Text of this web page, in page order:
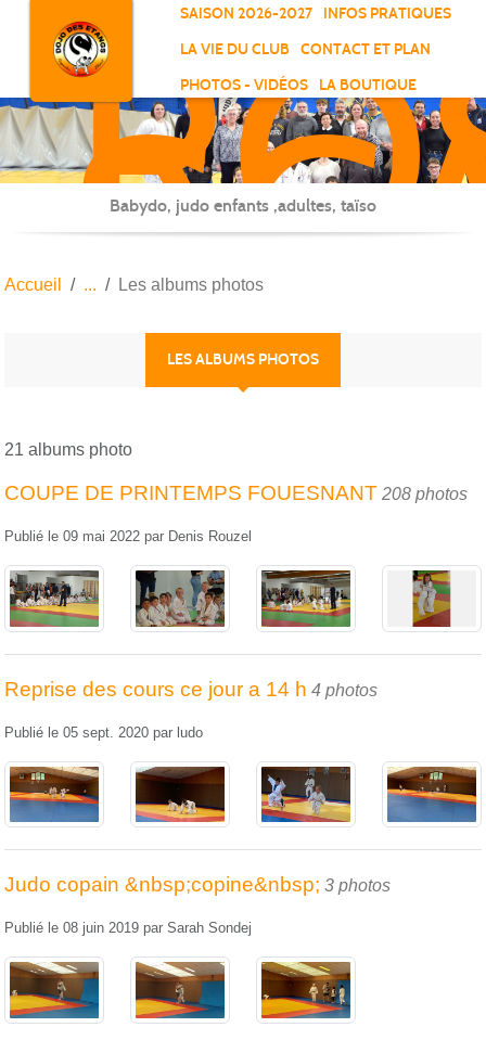
SAISON 2026-2027
INFOS PRATIQUES
LA VIE DU CLUB
CONTACT ET PLAN
PHOTOS - VIDÉOS
LA BOUTIQUE
-
-
Babydo, judo enfants ,adultes, taïso
Accueil Les albums photos
LES ALBUMS PHOTOS
21 albums photo
COUPE DE PRINTEMPS FOUESNANT 208 photos
Publié le 09 mai 2022 par Denis Rouzel
Reprise des cours ce jour a 14 h 4 photos
Publié le 05 sept. 2020 par ludo
Judo copain &nbsp;copine&nbsp; 3 photos
Publié le 08 juin 2019 par Sarah Sondej
Panneau de gestion des cookies